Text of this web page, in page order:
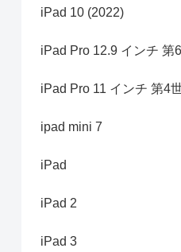
iPad 10 (2022)
iPad Pro 12.9 インチ 第
iPad Pro 11 インチ 第4
ipad mini 7
iPad
iPad 2
iPad 3